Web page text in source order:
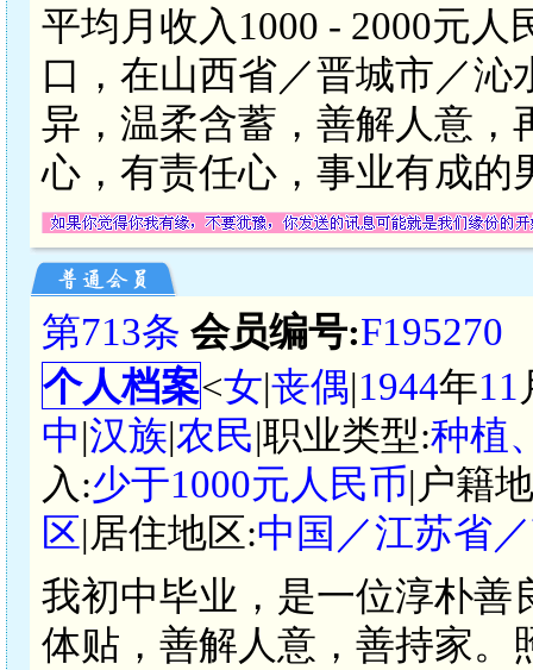
平均月收入1000 - 2000元
口，在山西省／晋城市／沁
异，温柔含蓄，善解人意，
心，有责任心，事业有成的
第713条 会员编号:F195270
个人档案<女|丧偶|1944年11
中|汉族|农民|职业类型:种植
入:少于1000元人民币|户籍
区|居住地区:中国／江苏省
我初中毕业，是一位淳朴善
体贴，善解人意，善持家。